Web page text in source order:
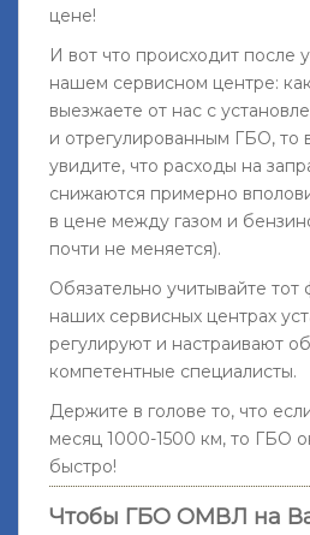
цене!
И вот что происходит после
нашем сервисном центре:
выезжаете от нас с
и отрегулированным ГБО, то
увидите, что расходы на
снижаются примерно
в цене между газом и
почти не меняется).
Обязательно учитывайте тот
наших сервисных центрах
регулируют и настраивают
компетентные специалисты.
Держите в голове то, что
месяц 1000-1500 км, то ГБО
быстро!
Чтобы ГБО ОМВЛ на